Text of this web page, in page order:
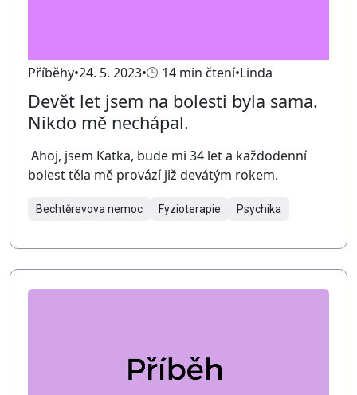
Příběhy 24. 5. 2023 14 min čtení Linda
Devět let jsem na bolesti byla sama.
Nikdo mě nechápal.
Ahoj, jsem Katka, bude mi 34 let a každodenní
bolest těla mě provází již devátým rokem.
Bechtěrevova nemoc Fyzioterapie Psychika